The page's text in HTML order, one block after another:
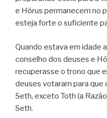
e Hórus permanecem no
esteja forte o suficiente
Quando estava em idade
conselho dos deuses e
recuperasse o trono que
deuses votaram para
Seth, exceto Toth (a
Seth.